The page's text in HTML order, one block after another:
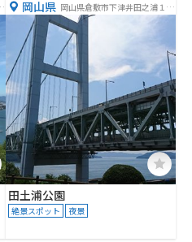
岡山県 岡山県倉敷市下津井田之浦１丁
目１
田土浦公園
絶景スポット 夜景